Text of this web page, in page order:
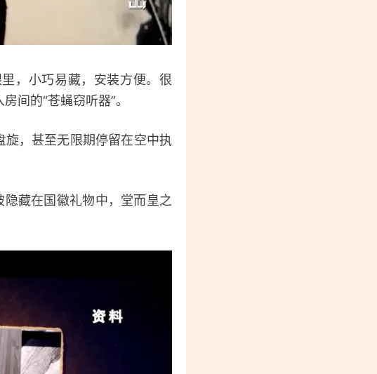
，小巧易藏，安装方便。很
间的“苍蝇窃听器”。
，甚至无限期停留在空中执
藏在国徽礼物中，堂而皇之